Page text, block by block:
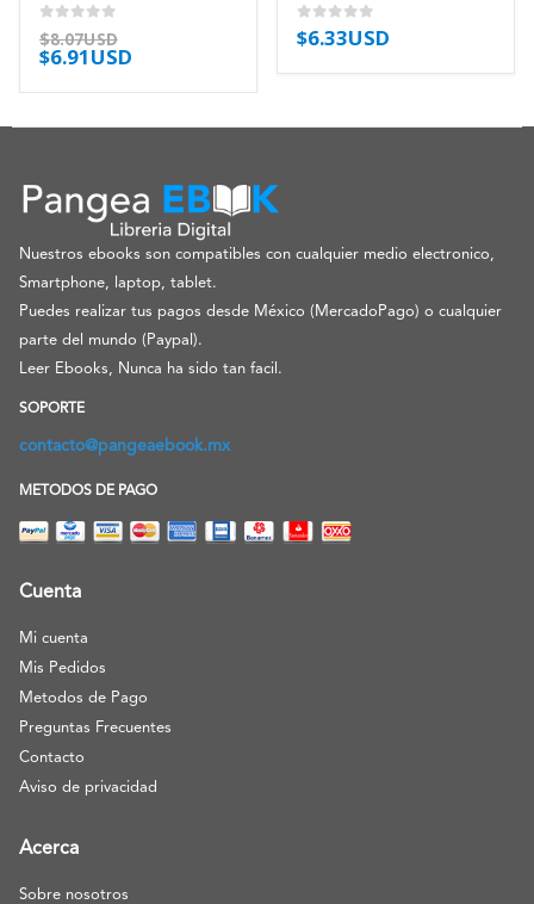
0out of 5
$8.07USD
$6.91USD
0out of 5
$6.33USD
Nuestros ebooks son compatibles con cualquier medio electronico,
Smartphone, laptop, tablet.
Puedes realizar tus pagos desde México (MercadoPago) o cualquier
parte del mundo (Paypal).
Leer Ebooks, Nunca ha sido tan facil.
SOPORTE
contacto@pangeaebook.mx
METODOS DE PAGO
Cuenta
Mi cuenta
Mis Pedidos
Metodos de Pago
Preguntas Frecuentes
Contacto
Aviso de privacidad
Acerca
Sobre nosotros